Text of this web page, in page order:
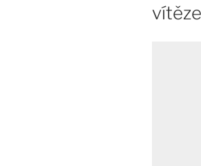
vítěze